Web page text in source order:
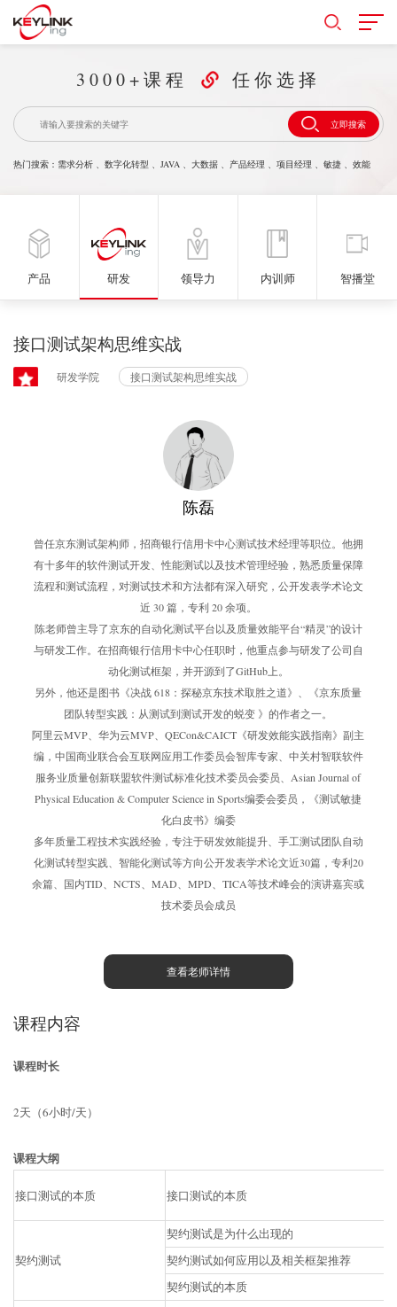
3000+课程 任你选择
立即搜索
热门搜索： 需求分析 、 数字化转型 、 JAVA 、 大数据 、 产品经理 、 项目经理 、 敏捷 、 效能
产品 研发 领导力 内训师 智播堂
接口测试架构思维实战
研发学院 接口测试架构思维实战
陈磊
曾任京东测试架构师，招商银行信用卡中心测试技术经理等职位。他拥
有十多年的软件测试开发、性能测试以及技术管理经验，熟悉质量保障
流程和测试流程，对测试技术和方法都有深入研究，公开发表学术论文
近 30 篇，专利 20 余项。
陈老师曾主导了京东的自动化测试平台以及质量效能平台“精灵”的设计
与研发工作。在招商银行信用卡中心任职时，他重点参与研发了公司自
动化测试框架，并开源到了GitHub上。
另外，他还是图书《决战 618：探秘京东技术取胜之道》、《京东质量
团队转型实践：从测试到测试开发的蜕变 》的作者之一。
阿里云MVP、华为云MVP、QECon&CAICT《研发效能实践指南》副主
编，中国商业联合会互联网应用工作委员会智库专家、中关村智联软件
服务业质量创新联盟软件测试标准化技术委员会委员、Asian Journal of
Physical Education & Computer Science in Sports编委会委员，《测试敏捷
化白皮书》编委
多年质量工程技术实践经验，专注于研发效能提升、手工测试团队自动
化测试转型实践、智能化测试等方向公开发表学术论文近30篇，专利20
余篇、国内TID、NCTS、MAD、MPD、TICA等技术峰会的演讲嘉宾或
技术委员会成员
查看老师详情
课程内容
课程时长
2天（6小时/天）
课程大纲
接口测试的本质 接口测试的本质
契约测试
契约测试是为什么出现的
契约测试如何应用以及相关框架推荐
契约测试的本质